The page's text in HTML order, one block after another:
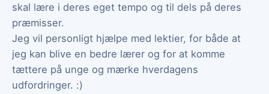
skal lære i deres eget tempo og til dels på deres
præmisser.
Jeg vil personligt hjælpe med lektier, for både at
jeg kan blive en bedre lærer og for at komme
tættere på unge og mærke hverdagens
udfordringer. :)